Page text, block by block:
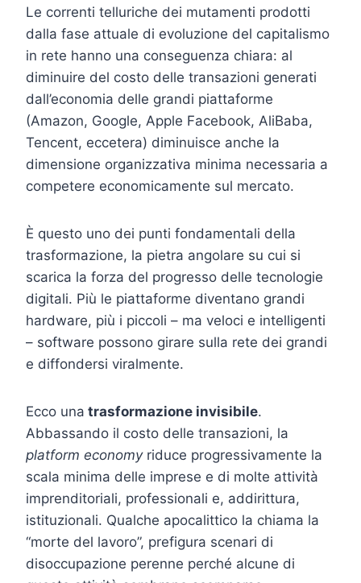
Le correnti telluriche dei mutamenti prodotti
dalla fase attuale di evoluzione del capitalismo
in rete hanno una conseguenza chiara: al
diminuire del costo delle transazioni generati
dall’economia delle grandi piattaforme
(Amazon, Google, Apple Facebook, AliBaba,
Tencent, eccetera) diminuisce anche la
dimensione organizzativa minima necessaria a
competere economicamente sul mercato.
È questo uno dei punti fondamentali della
trasformazione, la pietra angolare su cui si
scarica la forza del progresso delle tecnologie
digitali. Più le piattaforme diventano grandi
hardware, più i piccoli – ma veloci e intelligenti
– software possono girare sulla rete dei grandi
e diffondersi viralmente.
Ecco una trasformazione invisibile.
Abbassando il costo delle transazioni, la
platform economyriduce progressivamente la
scala minima delle imprese e di molte attività
imprenditoriali, professionali e, addirittura,
istituzionali. Qualche apocalittico la chiama la
“morte del lavoro”, prefigura scenari di
disoccupazione perenne perché alcune di